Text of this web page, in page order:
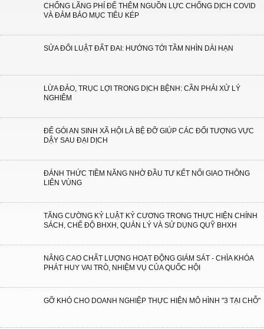
CHỐNG LÃNG PHÍ ĐỂ THÊM NGUỒN LỰC CHỐNG DỊCH COVID
VÀ ĐẢM BẢO MỤC TIÊU KÉP
SỬA ĐỔI LUẬT ĐẤT ĐAI: HƯỚNG TỚI TẦM NHÌN DÀI HẠN
LỪA ĐẢO, TRỤC LỢI TRONG DỊCH BỆNH: CẦN PHẢI XỬ LÝ
NGHIÊM
ĐỂ GÓI AN SINH XÃ HỘI LÀ BỆ ĐỠ GIÚP CÁC ĐỐI TƯỢNG VỰC
DẬY SAU ĐẠI DỊCH
ĐÁNH THỨC TIỀM NĂNG NHỜ ĐẦU TƯ KẾT NỐI GIAO THÔNG
LIÊN VÙNG
TĂNG CƯỜNG KỶ LUẬT KỶ CƯƠNG TRONG THỰC HIỆN CHÍNH
SÁCH, CHẾ ĐỘ BHXH, QUẢN LÝ VÀ SỬ DỤNG QUỸ BHXH
NÂNG CAO CHẤT LƯỢNG HOẠT ĐỘNG GIÁM SÁT - CHÌA KHÓA
PHÁT HUY VAI TRÒ, NHIỆM VỤ CỦA QUỐC HỘI
GỠ KHÓ CHO DOANH NGHIỆP THỰC HIỆN MÔ HÌNH "3 TẠI CHỖ"